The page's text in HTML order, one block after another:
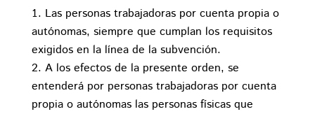
Las personas trabajadoras por cuenta propia o
autónomas, siempre que cumplan los requisitos
exigidos en la línea de la subvención.
A los efectos de la presente orden, se
entenderá por personas trabajadoras por cuenta
propia o autónomas las personas físicas que